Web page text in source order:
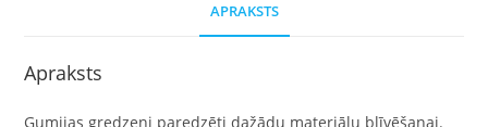
APRAKSTS
Apraksts
Gumijas gredzeni paredzēti dažādu materiālu blīvēšanai.